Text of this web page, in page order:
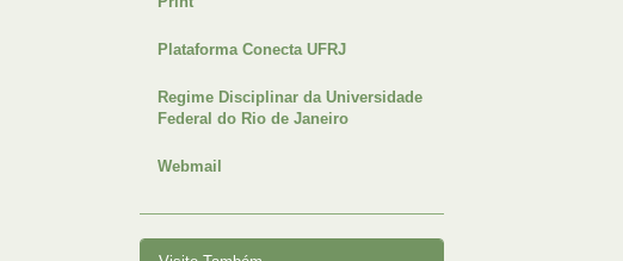
Plataforma Conecta UFRJ
Regime Disciplinar da Universidade
Federal do Rio de Janeiro
Webmail